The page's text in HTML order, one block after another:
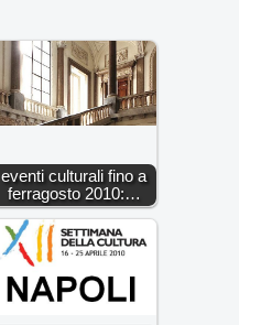
eventi culturali fino a
ferragosto 2010:…